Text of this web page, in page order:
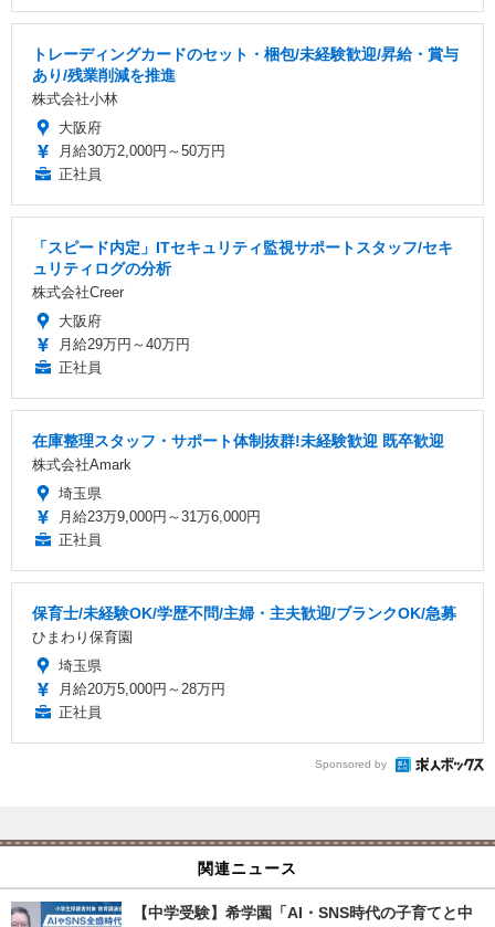
トレーディングカードのセット・梱包/未経験歓迎/昇給・賞与
あり/残業削減を推進
株式会社小林
大阪府
月給30万2,000円～50万円
正社員
「スピード内定」ITセキュリティ監視サポートスタッフ/セキ
ュリティログの分析
株式会社Creer
大阪府
月給29万円～40万円
正社員
在庫整理スタッフ・サポート体制抜群!未経験歓迎 既卒歓迎
株式会社Amark
埼玉県
月給23万9,000円～31万6,000円
正社員
保育士/未経験OK/学歴不問/主婦・主夫歓迎/ブランクOK/急募
ひまわり保育園
埼玉県
月給20万5,000円～28万円
正社員
Sponsored by
関連ニュース
【中学受験】希学園「AI・SNS時代の子育てと中